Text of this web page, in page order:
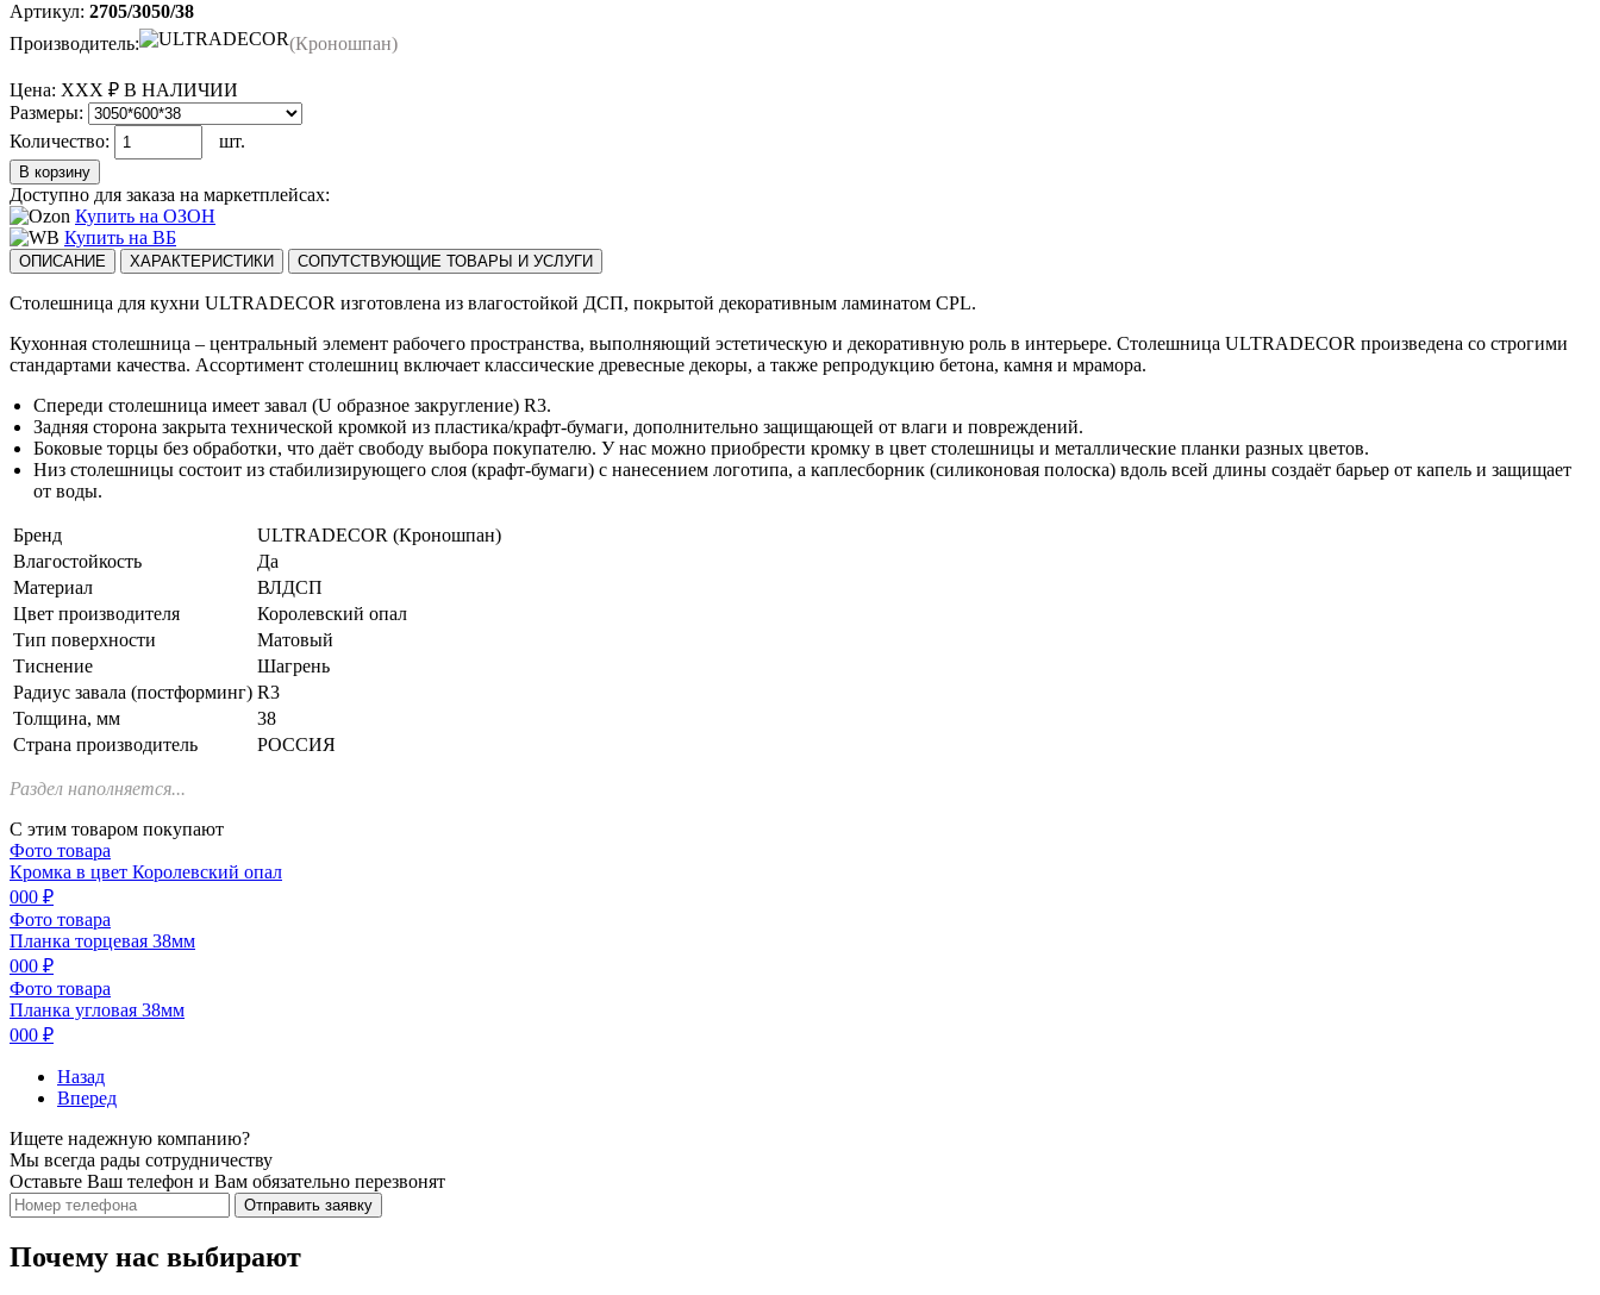
Артикул: 2705/3050/38
Производитель:
(Кроношпан)
Цена: ХХХ ₽ В НАЛИЧИИ
Размеры:
Количество:
шт.
В корзину
Доступно для заказа на маркетплейсах:
Купить на ОЗОН
Купить на ВБ
ОПИСАНИЕ ХАРАКТЕРИСТИКИ СОПУТСТВУЮЩИЕ ТОВАРЫ И УСЛУГИ
Столешница для кухни ULTRADECOR изготовлена из влагостойкой ДСП, покрытой декоративным ламинатом CPL.
Кухонная столешница – центральный элемент рабочего пространства, выполняющий эстетическую и декоративную роль в интерьере. Столешница ULTRADECOR произведена со строгими
стандартами качества. Ассортимент столешниц включает классические древесные декоры, а также репродукцию бетона, камня и мрамора.
Спереди столешница имеет завал (U образное закругление) R3.
Задняя сторона закрыта технической кромкой из пластика/крафт-бумаги, дополнительно защищающей от влаги и повреждений.
Боковые торцы без обработки, что даёт свободу выбора покупателю. У нас можно приобрести кромку в цвет столешницы и металлические планки разных цветов.
Низ столешницы состоит из стабилизирующего слоя (крафт-бумаги) с нанесением логотипа, а каплесборник (силиконовая полоска) вдоль всей длины создаёт барьер от капель и защищает
от воды.
Бренд
ULTRADECOR (Кроношпан)
Влагостойкость
Да
Материал
ВЛДСП
Цвет производителя
Королевский опал
Тип поверхности
Матовый
Тиснение
Шагрень
Радиус завала (постформинг) R3
Толщина, мм
38
Страна производитель
РОССИЯ
Раздел наполняется...
С этим товаром покупают
Фото товара
Кромка в цвет Королевский опал
000 ₽
Фото товара
Планка торцевая 38мм
000 ₽
Фото товара
Планка угловая 38мм
000 ₽
Назад
Вперед
Ищете надежную компанию?
Мы всегда рады сотрудничеству
Оставьте Ваш телефон и Вам обязательно перезвонят
Отправить заявку
Почему нас выбирают